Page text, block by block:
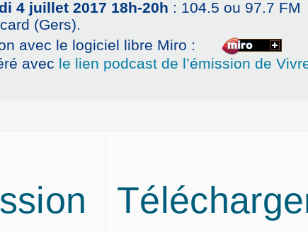
4 juillet 2017 18h-20h : 104.5 ou 97.7 FM
(Gers).
avec le logiciel libre Miro :
avec le lien podcast de l’émission de